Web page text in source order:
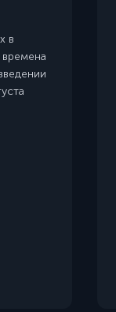
в